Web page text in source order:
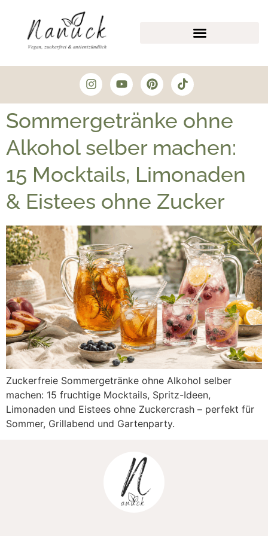
Sommergetränke ohne
Alkohol selber machen:
15 Mocktails, Limonaden
& Eistees ohne Zucker
Zuckerfreie Sommergetränke ohne Alkohol selber
machen: 15 fruchtige Mocktails, Spritz-Ideen,
Limonaden und Eistees ohne Zuckercrash – perfekt für
Sommer, Grillabend und Gartenparty.